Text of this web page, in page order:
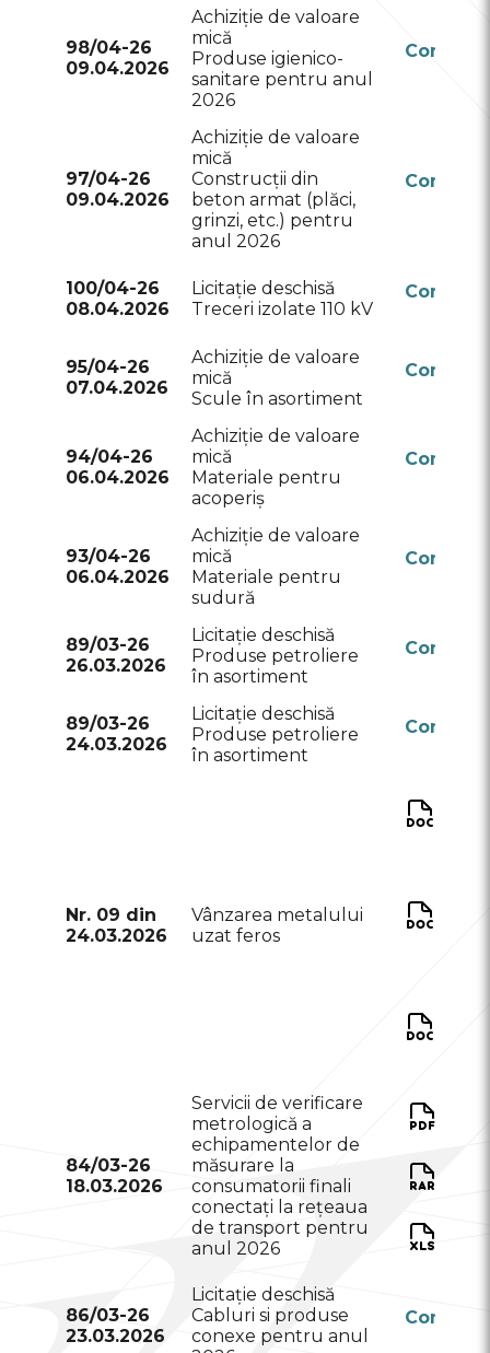
98/04-26
09.04.2026
Achiziție de valoare
mică
Produse igienico-
sanitare pentru anul
2026
Conform
97/04-26
09.04.2026
Achiziție de valoare
mică
Construcții din
beton armat (plăci,
grinzi, etc.) pentru
anul 2026
Conform
100/04-26
08.04.2026
Licitație deschisă
Treceri izolate 110 kV
Conform
95/04-26
07.04.2026
Achiziție de valoare
mică
Scule în asortiment
Conform
94/04-26
06.04.2026
Achiziție de valoare
mică
Materiale pentru
acoperiș
Conform
93/04-26
06.04.2026
Achiziție de valoare
mică
Materiale pentru
sudură
Conform
89/03-26
26.03.2026
Licitație deschisă
Produse petroliere
în asortiment
Conform
89/03-26
24.03.2026
Licitație deschisă
Produse petroliere
în asortiment
Conform
Nr. 09 din
24.03.2026
Vânzarea metalului
uzat feros
84/03-26
18.03.2026
Servicii de verificare
metrologică a
echipamentelor de
măsurare la
consumatorii finali
conectați la rețeaua
de transport pentru
anul 2026
86/03-26
23.03.2026
Licitație deschisă
Cabluri si produse
conexe pentru anul
Conform